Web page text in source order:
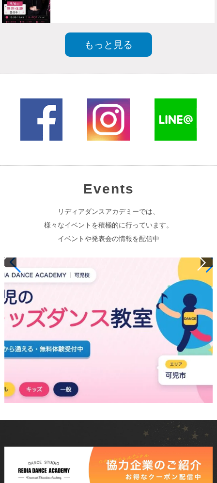
もっと見る
Events
リディアダンスアカデミーでは、
様々なイベントを積極的に行っています。
イベントや発表会の情報を配信中